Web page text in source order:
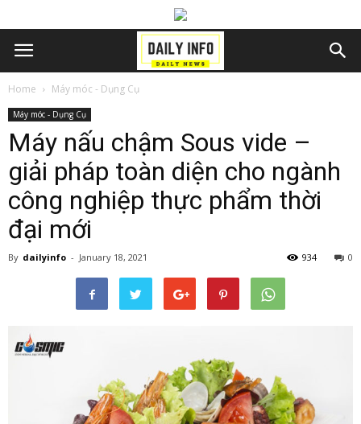
Home Máy móc - Dụng Cụ
Máy móc - Dụng Cụ
Máy nấu chậm Sous vide –
giải pháp toàn diện cho ngành
công nghiệp thực phẩm thời
đại mới
By dailyinfo - January 18, 2021 0
934